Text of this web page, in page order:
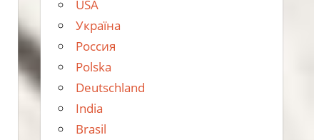
USA
Україна
Россия
Polska
Deutschland
India
Brasil